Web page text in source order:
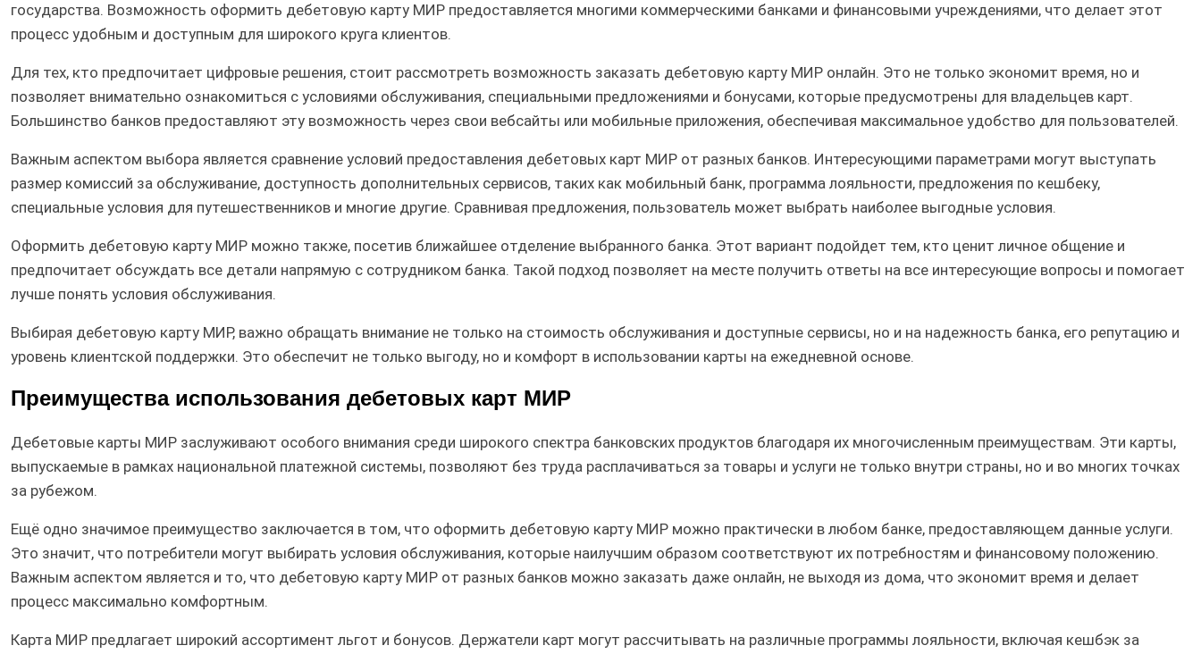
государства. Возможность оформить дебетовую карту МИР предоставляется многими коммерческими банками и финансовыми учреждениями, что делает этот
процесс удобным и доступным для широкого круга клиентов.
Для тех, кто предпочитает цифровые решения, стоит рассмотреть возможность заказать дебетовую карту МИР онлайн. Это не только экономит время, но и
позволяет внимательно ознакомиться с условиями обслуживания, специальными предложениями и бонусами, которые предусмотрены для владельцев карт.
Большинство банков предоставляют эту возможность через свои вебсайты или мобильные приложения, обеспечивая максимальное удобство для пользователей.
Важным аспектом выбора является сравнение условий предоставления дебетовых карт МИР от разных банков. Интересующими параметрами могут выступать
размер комиссий за обслуживание, доступность дополнительных сервисов, таких как мобильный банк, программа лояльности, предложения по кешбеку,
специальные условия для путешественников и многие другие. Сравнивая предложения, пользователь может выбрать наиболее выгодные условия.
Оформить дебетовую карту МИР можно также, посетив ближайшее отделение выбранного банка. Этот вариант подойдет тем, кто ценит личное общение и
предпочитает обсуждать все детали напрямую с сотрудником банка. Такой подход позволяет на месте получить ответы на все интересующие вопросы и помогает
лучше понять условия обслуживания.
Выбирая дебетовую карту МИР, важно обращать внимание не только на стоимость обслуживания и доступные сервисы, но и на надежность банка, его репутацию и
уровень клиентской поддержки. Это обеспечит не только выгоду, но и комфорт в использовании карты на ежедневной основе.
Преимущества использования дебетовых карт МИР
Дебетовые карты МИР заслуживают особого внимания среди широкого спектра банковских продуктов благодаря их многочисленным преимуществам. Эти карты,
выпускаемые в рамках национальной платежной системы, позволяют без труда расплачиваться за товары и услуги не только внутри страны, но и во многих точках
за рубежом.
Ещё одно значимое преимущество заключается в том, что оформить дебетовую карту МИР можно практически в любом банке, предоставляющем данные услуги.
Это значит, что потребители могут выбирать условия обслуживания, которые наилучшим образом соответствуют их потребностям и финансовому положению.
Важным аспектом является и то, что дебетовую карту МИР от разных банков можно заказать даже онлайн, не выходя из дома, что экономит время и делает
процесс максимально комфортным.
Карта МИР предлагает широкий ассортимент льгот и бонусов. Держатели карт могут рассчитывать на различные программы лояльности, включая кешбэк за